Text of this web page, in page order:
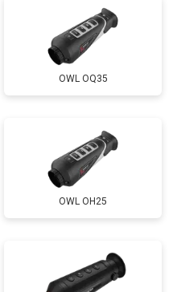
OWL OQ35
OWL OH25